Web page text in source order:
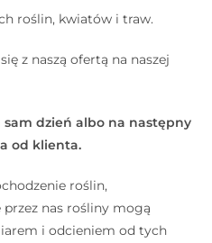
roślin, kwiatów i traw.
z naszą ofertą na naszej
sam dzień albo na następny
od klienta.
roślin,
nas rośliny mogą
i odcieniem od tych